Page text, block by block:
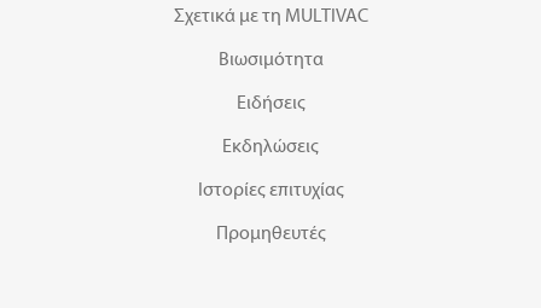
Σχετικά με τη MULTIVAC
Βιωσιμότητα
Ειδήσεις
Εκδηλώσεις
Ιστορίες επιτυχίας
Προμηθευτές